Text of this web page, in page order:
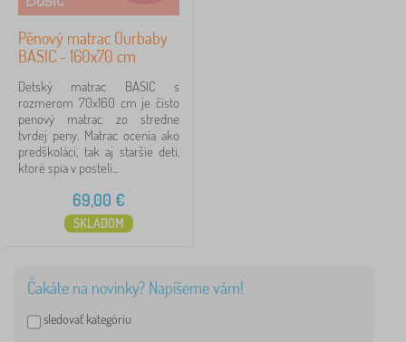
Pěnový matrac Ourbaby
BASIC - 160x70 cm
Detský matrac BASIC s
rozmerom 70x160 cm je čisto
penový matrac zo stredne
tvrdej peny. Matrac ocenia ako
predškoláci, tak aj staršie deti,
ktoré spia v posteli...
69,00 €
SKLADOM
Čakáte na novinky? Napíšeme vám!
sledovať kategóriu